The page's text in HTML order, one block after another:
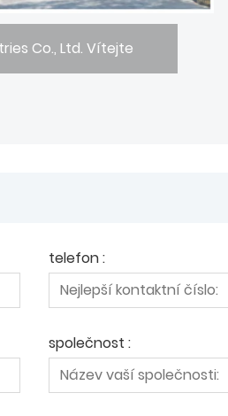
Co., Ltd. Vítejte
telefon :
společnost :